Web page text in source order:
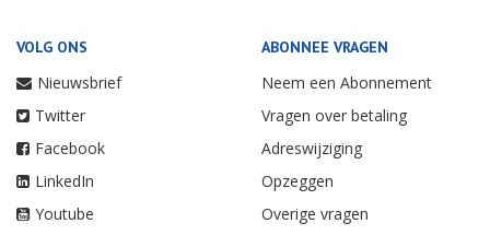
VOLG ONS
Nieuwsbrief
Twitter
Facebook
LinkedIn
Youtube
ABONNEE VRAGEN
Neem een Abonnement
Vragen over betaling
Adreswijziging
Opzeggen
Overige vragen